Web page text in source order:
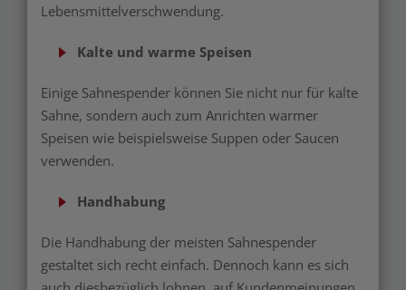
Lebensmittelverschwendung.
Kalte und warme Speisen
Einige Sahnespender können Sie nicht nur für kalte
Sahne, sondern auch zum Anrichten warmer
Speisen wie beispielsweise Suppen oder Saucen
verwenden.
Handhabung
Die Handhabung der meisten Sahnespender
gestaltet sich recht einfach. Dennoch kann es sich